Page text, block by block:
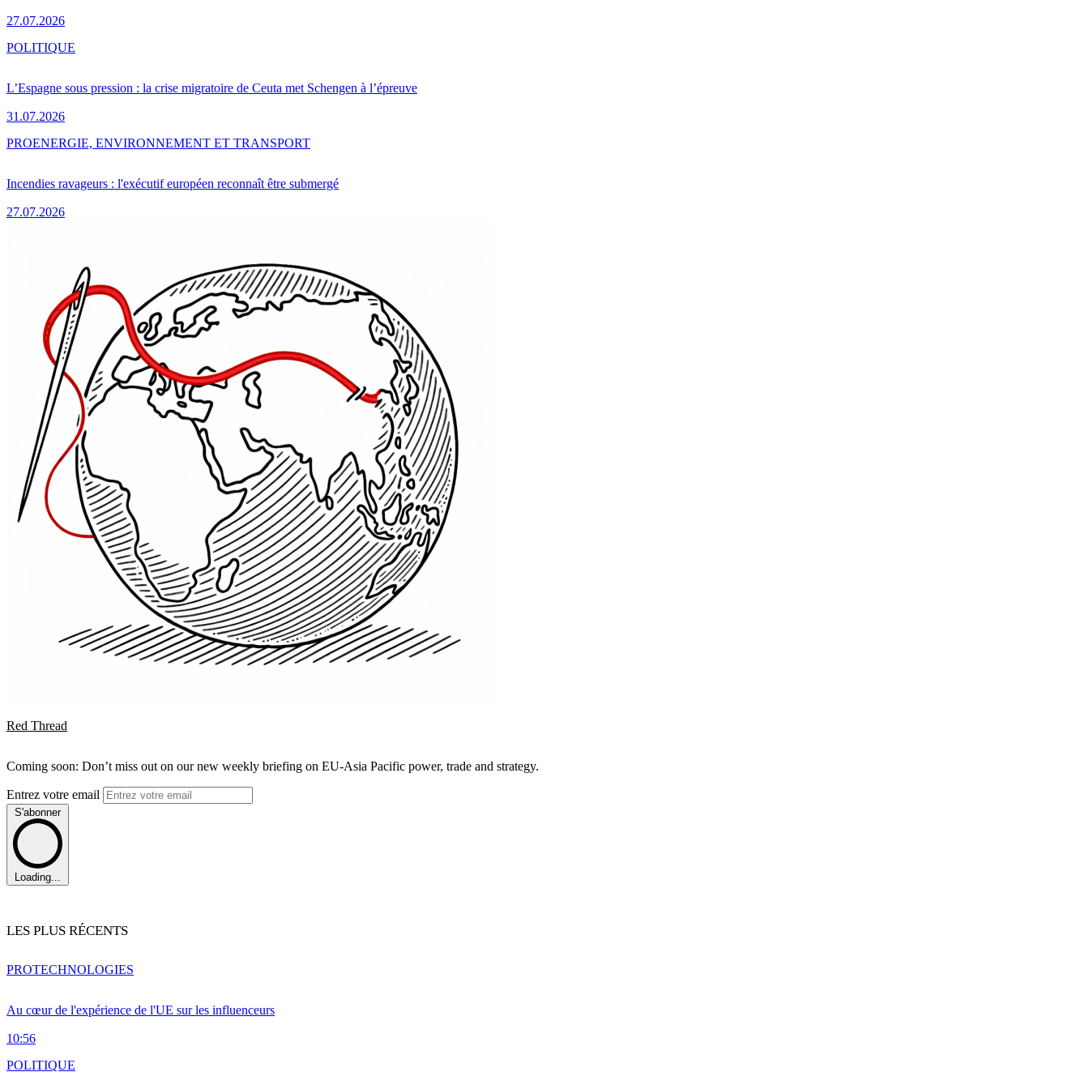
27.07.2026
L’Espagne sous pression : la crise migratoire de Ceuta met Schengen à l’épreuve
31.07.2026
POLITIQUE
Incendies ravageurs : l'exécutif européen reconnaît être submergé
27.07.2026
PROENERGIE, ENVIRONNEMENT ET TRANSPORT
Red Thread
Coming soon: Don’t miss out on our new weekly briefing on EU-Asia Pacific power, trade and strategy.
Entrez votre email
S'abonner
Loading...
LES PLUS RÉCENTS
Au cœur de l'expérience de l'UE sur les influenceurs
10:56
PROTECHNOLOGIES
POLITIQUE